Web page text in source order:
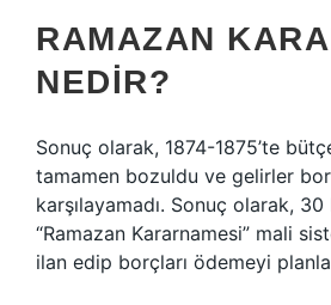
RAMAZAN
NEDIR?
Sonuç olarak, 1874-1875’te
tamamen bozuldu ve gelirler
karşılayamadı. Sonuç olarak, 30
“Ramazan Kararnamesi” mali
ilan edip borçları ödemeyi